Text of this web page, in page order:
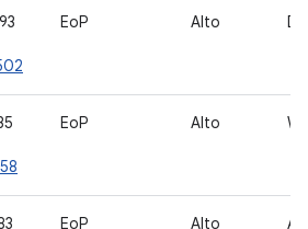
EoP Alto
EoP Alto
EoP Alto